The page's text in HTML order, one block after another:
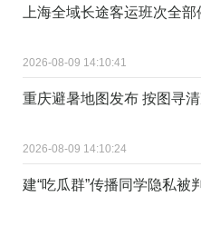
上海全域长途客运班次全
2026-08-09 14:10:41
重庆避暑地图发布 按图寻
2026-08-09 14:10:24
建“吃瓜群”传播同学隐私被